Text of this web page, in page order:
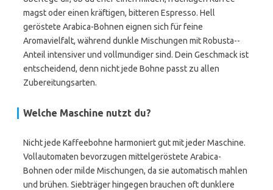
magst oder einen kräftigen, bitteren Espresso. Hell
geröstete Arabica-Bohnen eignen sich für feine
Aromavielfalt, während dunkle Mischungen mit Robusta-­
Anteil intensiver und vollmundiger sind. Dein Geschmack ist
entscheidend, denn nicht jede Bohne passt zu allen
Zubereitungsarten.
Welche Maschine nutzt du?
Nicht jede Kaffeebohne harmoniert gut mit jeder Maschine.
Vollautomaten bevorzugen mittelgeröstete Arabica-
Bohnen oder milde Mischungen, da sie automatisch mahlen
und brühen. Siebträger hingegen brauchen oft dunklere